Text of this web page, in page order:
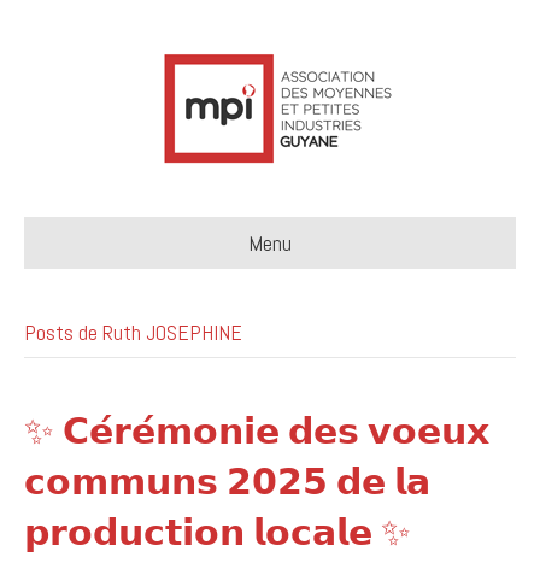
Menu
Posts de Ruth JOSEPHINE
✨ 𝗖𝗲́𝗿𝗲́𝗺𝗼𝗻𝗶𝗲 𝗱𝗲𝘀 𝘃𝗼𝗲𝘂𝘅
𝗰𝗼𝗺𝗺𝘂𝗻𝘀 𝟮𝟬𝟮𝟱 𝗱𝗲 𝗹𝗮
𝗽𝗿𝗼𝗱𝘂𝗰𝘁𝗶𝗼𝗻 𝗹𝗼𝗰𝗮𝗹𝗲 ✨